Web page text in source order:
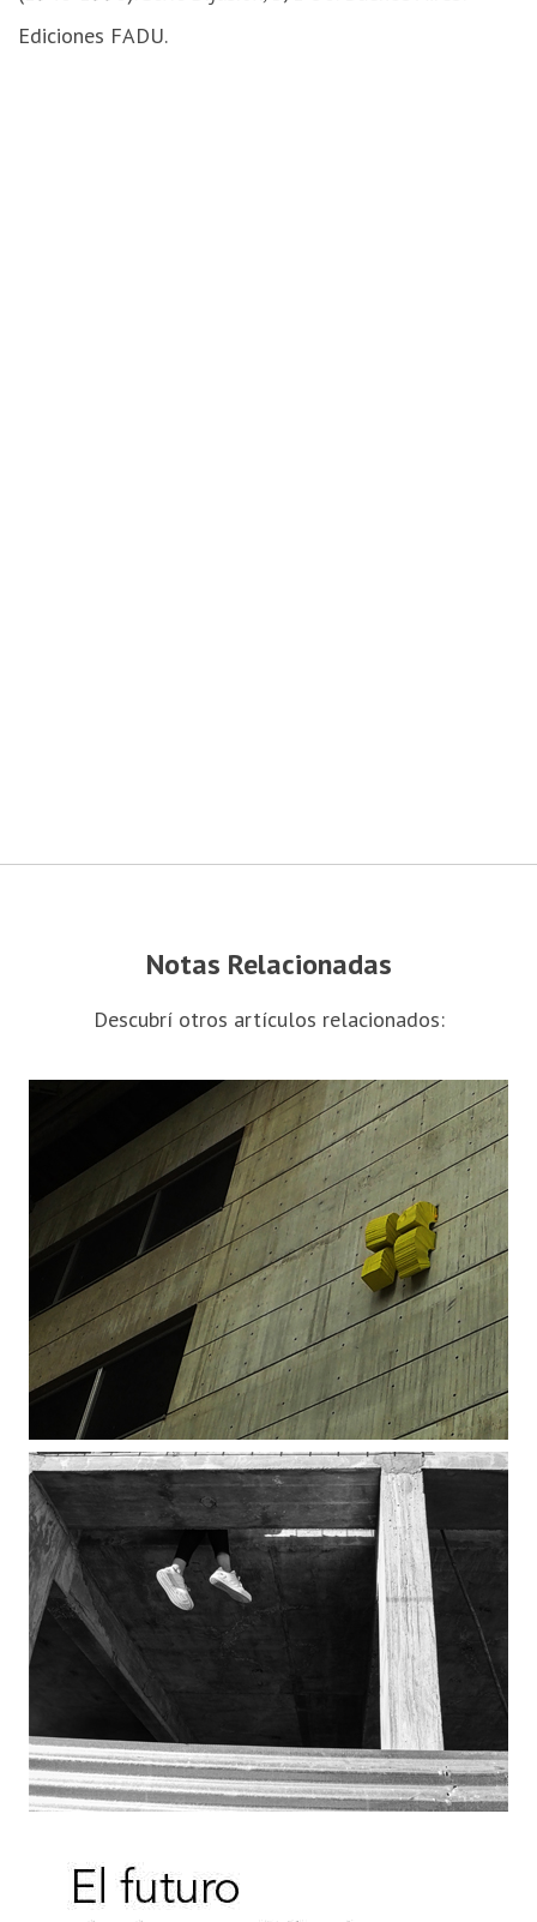
Ediciones FADU.
Notas Relacionadas
Descubrí otros artículos relacionados: